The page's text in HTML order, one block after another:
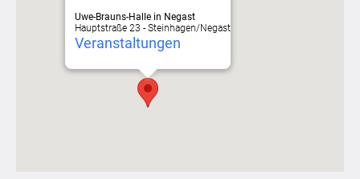
Uwe-Brauns-Halle in Negast
Hauptstraße 23 - Steinhagen/Negast
Veranstaltungen